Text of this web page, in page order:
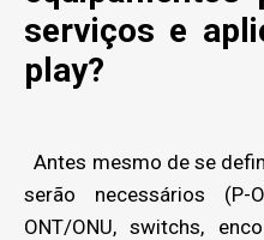
serviços e
play?
Antes mesmo de se
serão necessários (P-
ONT/ONU, switchs,